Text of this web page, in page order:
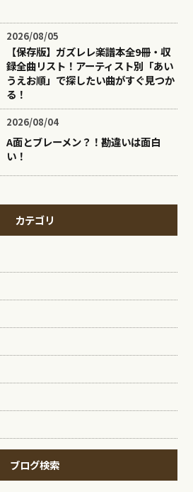
2026/08/05
【保存版】ガズレレ楽譜本全9冊・収
録全曲リスト！アーティスト別「あい
うえお順」で探したい曲がすぐ見つか
る！
2026/08/04
A面とブレーメン？！勘違いは面白
い！
カテゴリ
ブログ検索